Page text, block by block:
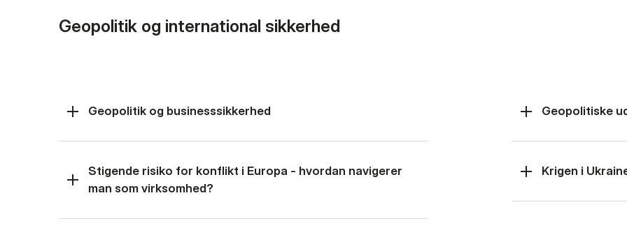
Geopolitik og international sikkerhed
Geopolitik og businesssikkerhed
Stigende risiko for konflikt i Europa - hvordan navigerer
man som virksomhed?
Geopolitiske
Krigen i